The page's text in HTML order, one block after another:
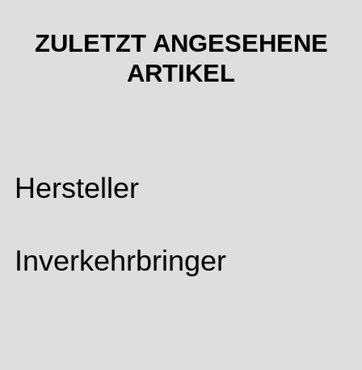
ZULETZT ANGESEHENE
ARTIKEL
Hersteller
Inverkehrbringer